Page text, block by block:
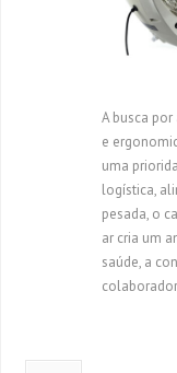
A busca
e
uma
logística,
pesada, o
ar cria um
saúde, a